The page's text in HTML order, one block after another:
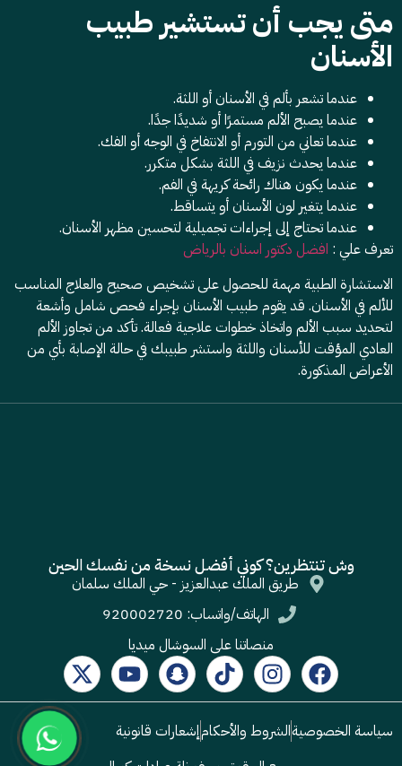
متى يجب أن تستشير طبيب
الأسنان
عندما تشعر بألم في الأسنان أو اللثة.
عندما يصبح الألم مستمرًا أو شديدًا جدًا.
عندما تعاني من التورم أو الانتفاخ في الوجه أو الفك.
عندما يحدث نزيف في اللثة بشكل متكرر.
عندما يكون هناك رائحة كريهة في الفم.
عندما يتغير لون الأسنان أو يتساقط.
عندما تحتاج إلى إجراءات تجميلية لتحسين مظهر الأسنان.
تعرف علي : افضل دكتور اسنان بالرياض
الاستشارة الطبية مهمة للحصول على تشخيص صحيح والعلاج المناسب
للألم في الأسنان. قد يقوم طبيب الأسنان بإجراء فحص شامل وأشعة
لتحديد سبب الألم واتخاذ خطوات علاجية فعالة. تأكد من تجاوز الألم
العادي المؤقت للأسنان واللثة واستشر طبيبك في حالة الإصابة بأي من
الأعراض المذكورة.
وش تنتظرين؟ كوني أفضل نسخة من نفسك الحين
طريق الملك عبدالعزيز - حي الملك سلمان
الهاتف/واتساب: 920002720
منصاتنا على السوشال ميديا
سياسة الخصوصيةالشروط والأحكامإشعارات قانونية